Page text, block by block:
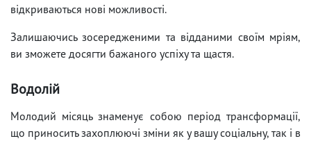
відкриваються нові можливості.
Залишаючись зосередженими та відданими своїм мріям,
ви зможете досягти бажаного успіху та щастя.
Водолій
Молодий місяць знаменує собою період трансформації,
що приносить захоплюючі зміни як у вашу соціальну, так і в